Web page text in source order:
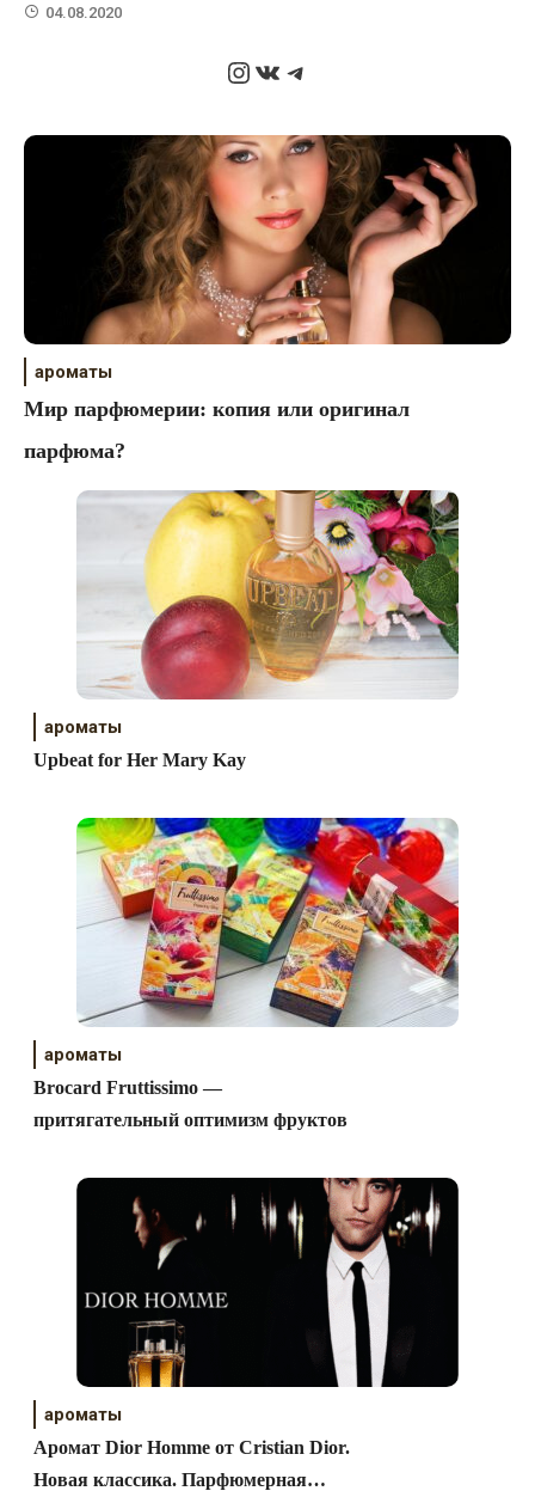
04.08.2020
Instagram
ВКонтакте
Telegram
ароматы
Мир парфюмерии: копия или оригинал
парфюма?
ароматы
Upbeat for Her Mary Kay
ароматы
Brocard Fruttissimo —
притягательный оптимизм фруктов
ароматы
Аромат Dior Homme от Cristian Dior.
Новая классика. Парфюмерная